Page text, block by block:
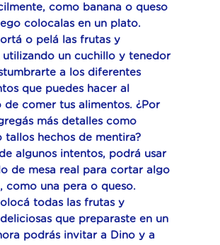
como banana o queso
colocalas en un plato.
o pelá las frutas y
utilizando un cuchillo y tenedor
a los diferentes
que puedes hacer al
de comer tus alimentos. ¿Por
más detalles como
tallos hechos de mentira?
algunos intentos, podrá usar
de mesa real para cortar algo
como una pera o queso.
todas las frutas y
que preparaste en un
podrás invitar a Dino y a